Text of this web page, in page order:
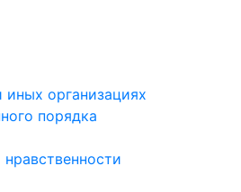
организациях
порядка